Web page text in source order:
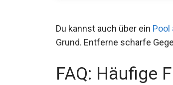
Du kannst auch über ein Pool
Grund. Entferne scharfe
FAQ: Häufige